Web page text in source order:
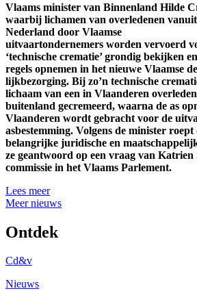
Vlaams minister van Binnenland Hilde
waarbij lichamen van overledenen
Nederland door Vlaamse
uitvaartondernemers worden vervoerd
‘technische crematie’ grondig bekijken
regels opnemen in het nieuwe Vlaamse
lijkbezorging. Bij zo’n technische
lichaam van een in Vlaanderen
buitenland gecremeerd, waarna de as
Vlaanderen wordt gebracht voor de
asbestemming. Volgens de minister
belangrijke juridische en
ze geantwoord op een vraag van Katrien
commissie in het Vlaams Parlement.
Lees meer
Meer nieuws
Ontdek
Cd&v
Nieuws